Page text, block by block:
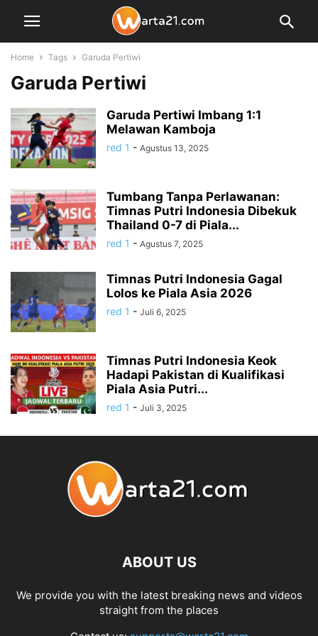
Home Tags Garuda Pertiwi
Garuda Pertiwi
Garuda Pertiwi Imbang 1:1
Melawan Kamboja
red 1 - Agustus 13, 2025
Tumbang Tanpa Perlawanan:
Timnas Putri Indonesia Dibekuk
Thailand 0-7 di Piala...
red 1 - Agustus 7, 2025
Timnas Putri Indonesia Gagal
Lolos ke Piala Asia 2026
red 1 - Juli 6, 2025
Timnas Putri Indonesia Keok
Hadapi Pakistan di Kualifikasi
Piala Asia Putri...
red 1 - Juli 3, 2025
ABOUT US
We provide you with the latest breaking news and videos
straight from the places